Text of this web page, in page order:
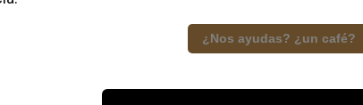
¿Nos ayudas? ¿un café?